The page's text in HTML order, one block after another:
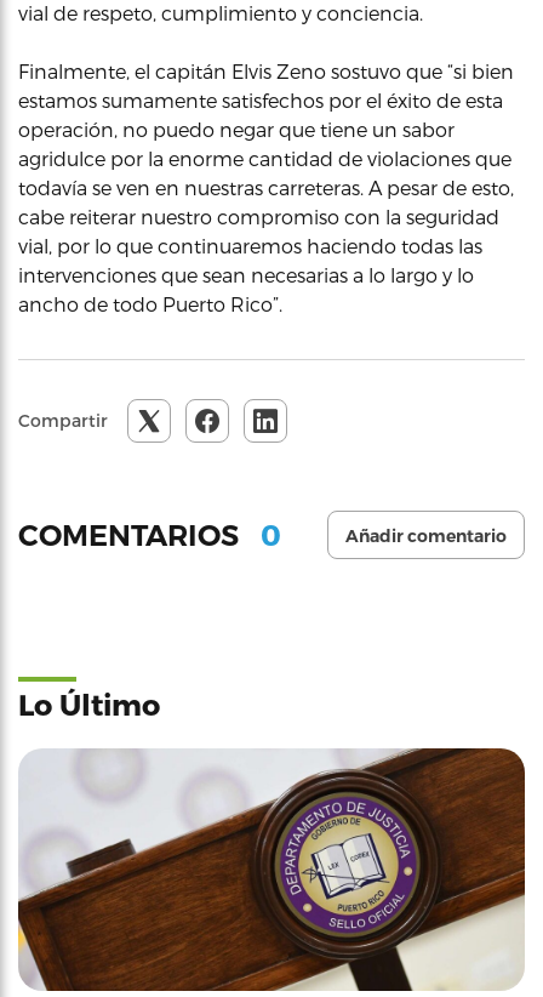
vial de respeto, cumplimiento y conciencia.
Finalmente, el capitán Elvis Zeno sostuvo que “si bien
estamos sumamente satisfechos por el éxito de esta
operación, no puedo negar que tiene un sabor
agridulce por la enorme cantidad de violaciones que
todavía se ven en nuestras carreteras. A pesar de esto,
cabe reiterar nuestro compromiso con la seguridad
vial, por lo que continuaremos haciendo todas las
intervenciones que sean necesarias a lo largo y lo
ancho de todo Puerto Rico”.
Compartir
COMENTARIOS 0 Añadir comentario
Lo Último